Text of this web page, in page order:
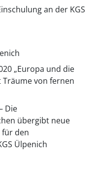
an der KGS
„Europa und die
Träume von fernen
Die
übergibt neue
den
Ülpenich